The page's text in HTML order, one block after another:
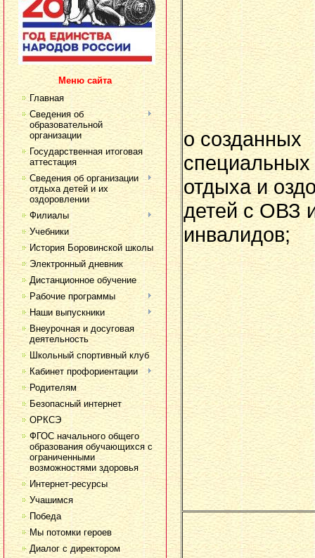
Меню сайта
Главная
Сведения об
образовательной
организации
Государственная итоговая
аттестация
Сведения об организации
отдыха детей и их
оздоровлении
Филиалы
Учебники
История Боровинской школы
Электронный дневник
Дистанционное обучение
Рабочие программы
Наши выпускники
Внеурочная и досуговая
деятельность
Школьный спортивный клуб
Кабинет профориентации
Родителям
Безопасный интернет
ОРКСЭ
ФГОС начального общего
образования обучающихся с
ограниченными
возможностями здоровья
Интернет-ресурсы
Учашимся
Победа
Мы потомки героев
Диалог с директором
о созданных
специальных
отдыха и
детей с ОВЗ
инвалидов;